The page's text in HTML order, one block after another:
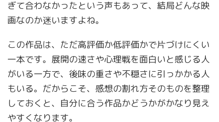
ぎて合わなかったという声もあって、結局どんな映
画なのか迷いますよね。
この作品は、ただ高評価か低評価かで片づけにくい
一本です。展開の速さや心理戦を面白いと感じる人
がいる一方で、後味の重さや不穏さに引っかかる人
もいる。だからこそ、感想の割れ方そのものを整理
しておくと、自分に合う作品かどうかがかなり見え
やすくなります。